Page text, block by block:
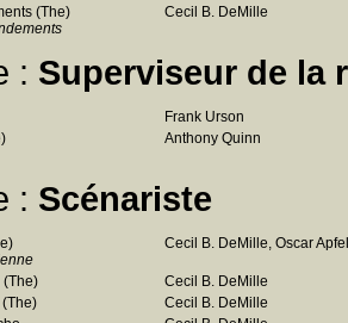
(The)
Cecil B. DeMille
: Superviseur de la
Frank Urson
Anthony Quinn
: Scénariste
Cecil B. DeMille, Oscar Apfel
(The)
Cecil B. DeMille
(The)
Cecil B. DeMille